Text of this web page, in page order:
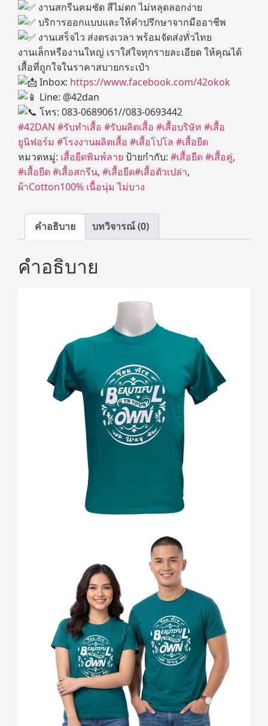
งานสกรีนคมชัด สีไม่ตก ไม่หลุดลอกง่าย
บริการออกแบบและให้คำปรึกษาจากมืออาชีพ
งานเสร็จไว ส่งตรงเวลา พร้อมจัดส่งทั่วไทย
งานเล็กหรืองานใหญ่ เราใส่ใจทุกรายละเอียด ให้คุณได้
เสื้อที่ถูกใจในราคาสบายกระเป๋า
Inbox: https://www.facebook.com/42okok
Line: @42dan
โทร: 083-0689061//083-0693442
#42DAN #รับทำเสื้อ #รับผลิตเสื้อ #เสื้อบริษัท #เสื้อ
ยูนิฟอร์ม #โรงงานผลิตเสื้อ #เสื้อโปโล #เสื้อยืด
หมวดหมู่: เสื้อยืดพิมพ์ลาย ป้ายกำกับ: #เสื้อยืด #เสื้อคู่,
#เสื้อยืด #เสื้อสกรีน, #เสื้อยืด#เสื้อตัวเปล่า,
ผ้าCotton100% เนื้อนุ่ม ไม่บาง
คำอธิบาย บทวิจารณ์ (0)
คำอธิบาย